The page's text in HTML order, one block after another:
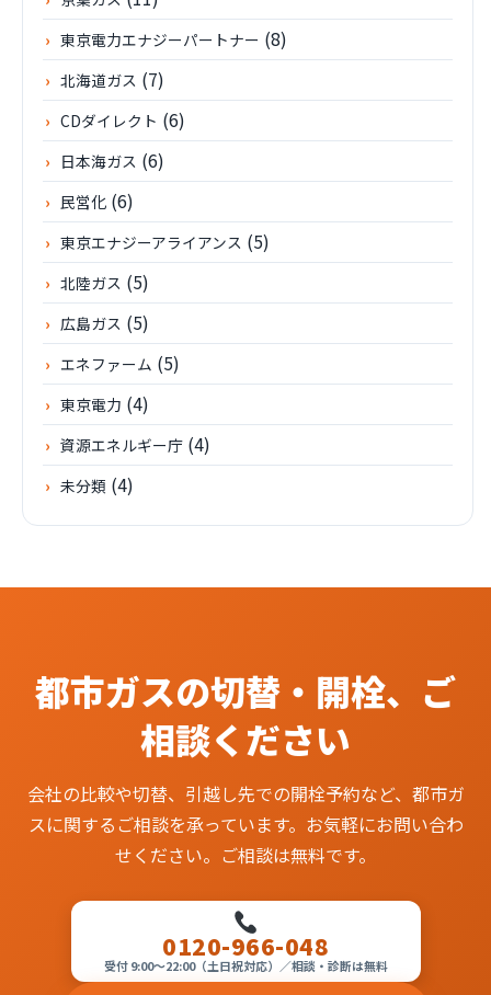
東京電力エナジーパートナー (8)
北海道ガス (7)
CDダイレクト (6)
日本海ガス (6)
民営化 (6)
東京エナジーアライアンス (5)
北陸ガス (5)
広島ガス (5)
エネファーム (5)
東京電力 (4)
資源エネルギー庁 (4)
未分類 (4)
都市ガスの切替・開栓、ご
相談ください
会社の比較や切替、引越し先での開栓予約など、都市ガ
スに関するご相談を承っています。お気軽にお問い合わ
せください。ご相談は無料です。
0120-966-048
受付 9:00〜22:00（土日祝対応）／相談・診断は無料